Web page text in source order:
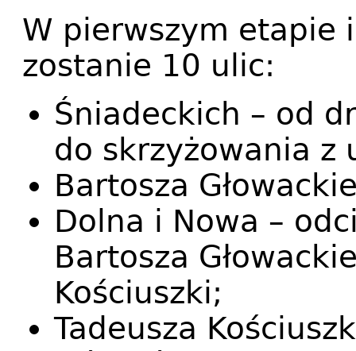
W pierwszym etapie
zostanie 10 ulic:
Śniadeckich – od
do skrzyżowania z
Bartosza
Dolna i Nowa –
Bartosza
Kościuszki;
Tadeusza